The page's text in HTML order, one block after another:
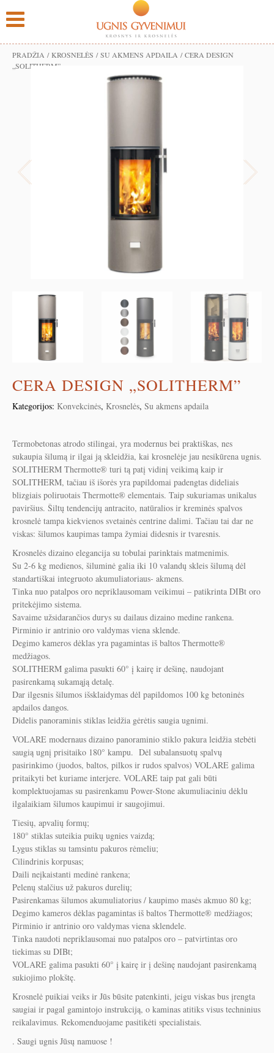
PRADŽIA /KROSNELĖS /SU AKMENS APDAILA / CERA DESIGN
„SOLITHERM”
CERA DESIGN „SOLITHERM”
Kategorijos: Konvekcinės, Krosnelės, Su akmens apdaila
Termobetonas atrodo stilingai, yra modernus bei praktiškas, nes
sukaupia šilumą ir ilgai ją skleidžia, kai krosnelėje jau nesikūrena ugnis.
SOLITHERM Thermotte® turi tą patį vidinį veikimą kaip ir
SOLITHERM, tačiau iš išorės yra papildomai padengtas dideliais
blizgiais poliruotais Thermotte® elementais. Taip sukuriamas unikalus
paviršius. Šiltų tendencijų antracito, natūralios ir kreminės spalvos
krosnelė tampa kiekvienos svetainės centrine dalimi. Tačiau tai dar ne
viskas: šilumos kaupimas tampa žymiai didesnis ir tvaresnis.
Krosnelės dizaino elegancija su tobulai parinktais matmenimis.
Su 2-6 kg medienos, šiluminė galia iki 10 valandų skleis šilumą dėl
standartiškai integruoto akumuliatoriaus- akmens.
Tinka nuo patalpos oro nepriklausomam veikimui – patikrinta DIBt oro
pritekėjimo sistema.
Savaime užsidarančios durys su dailaus dizaino medine rankena.
Pirminio ir antrinio oro valdymas viena sklende.
Degimo kameros dėklas yra pagamintas iš baltos Thermotte®
medžiagos.
SOLITHERM galima pasukti 60° į kairę ir dešinę, naudojant
pasirenkamą sukamąją detalę.
Dar ilgesnis šilumos išsklaidymas dėl papildomos 100 kg betoninės
apdailos dangos.
Didelis panoraminis stiklas leidžia gėrėtis saugia ugnimi.
VOLARE modernaus dizaino panoraminio stiklo pakura leidžia stebėti
saugią ugnį prisitaiko 180° kampu. Dėl subalansuotų spalvų
pasirinkimo (juodos, baltos, pilkos ir rudos spalvos) VOLARE galima
pritaikyti bet kuriame interjere. VOLARE taip pat gali būti
komplektuojamas su pasirenkamu Power-Stone akumuliaciniu dėklu
ilgalaikiam šilumos kaupimui ir saugojimui.
Tiesių, apvalių formų;
180° stiklas suteikia puikų ugnies vaizdą;
Lygus stiklas su tamsintu pakuros rėmeliu;
Cilindrinis korpusas;
Daili neįkaistanti medinė rankena;
Pelenų stalčius už pakuros durelių;
Pasirenkamas šilumos akumuliatorius / kaupimo masės akmuo 80 kg;
Degimo kameros dėklas pagamintas iš baltos Thermotte® medžiagos;
Pirminio ir antrinio oro valdymas viena sklendele.
Tinka naudoti nepriklausomai nuo patalpos oro – patvirtintas oro
tiekimas su DIBt;
VOLARE galima pasukti 60° į kairę ir į dešinę naudojant pasirenkamą
sukiojimo plokštę.
Krosnelė puikiai veiks ir Jūs būsite patenkinti, jeigu viskas bus įrengta
saugiai ir pagal gamintojo instrukciją, o kaminas atitiks visus techninius
reikalavimus. Rekomenduojame pasitikėti specialistais.
. Saugi ugnis Jūsų namuose !